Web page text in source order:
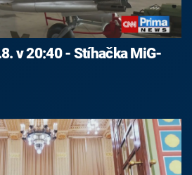
v 20:40 - Stíhačka MiG-